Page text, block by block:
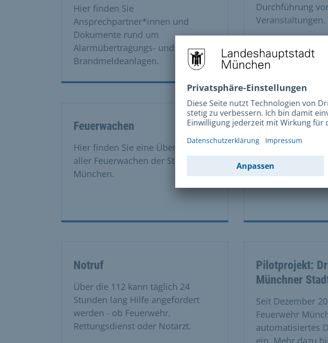
Hier finden Sie
Ansprechpartner*innen und
Dokumente rund um
Alarmübertragungs- und
Brandmeldeanlagen.
Durchführung
Veranstaltungen.
Feuerwachen
Hier finden Sie eine Übersicht
aller Feuerwachen der Stadt
München.
Hier finden Sie
Zivil- und
Notruf
Über die 112 kann täglich 24
Stunden lang Hilfe angefordert
werden - ob Feuerwehr,
Rettungsdienst oder Notarzt.
Pilotprojekt:
Münchner
Seit Dezember
Feuerwehr
automatisiertes
ein. Mehr dazu